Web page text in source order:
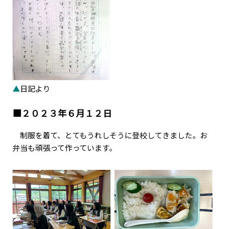
▲日記より
■２０２３年６月１２日
制服を着て、とてもうれしそうに登校してきました。お
弁当も頑張って作っています。